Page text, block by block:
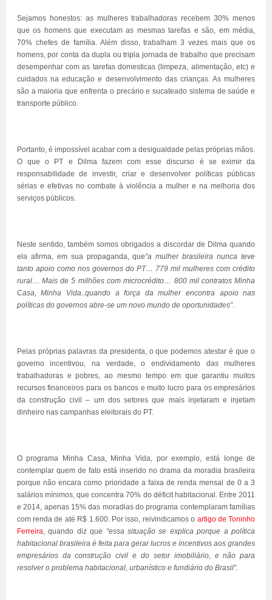
Sejamos honestos: as mulheres trabalhadoras recebem 30% menos
que os homens que executam as mesmas tarefas e são, em média,
70% chefes de família. Além disso, trabalham 3 vezes mais que os
homens, por conta da dupla ou tripla jornada de trabalho que precisam
desempenhar com as tarefas domesticas (limpeza, alimentação, etc) e
cuidados na educação e desenvolvimento das crianças. As mulheres
são a maioria que enfrenta o precário e sucateado sistema de saúde e
transporte público.
Portanto, é impossível acabar com a desigualdade pelas próprias mãos.
O que o PT e Dilma fazem com esse discurso é se eximir da
responsabilidade de investir, criar e desenvolver políticas públicas
sérias e efetivas no combate à violência a mulher e na melhoria dos
serviços públicos.
Neste sentido, também somos obrigados a discordar de Dilma quando
ela afirma, em sua propaganda, que“a mulher brasileira nunca teve
tanto apoio como nos governos do PT… 779 mil mulheres com crédito
rural… Mais de 5 milhões com microcrédito… 800 mil contratos Minha
Casa, Minha Vida..quando a força da mulher encontra apoio nas
políticas do governos abre-se um novo mundo de oportunidades”.
Pelas próprias palavras da presidenta, o que podemos atestar é que o
governo incentivou, na verdade, o endividamento das mulheres
trabalhadoras e pobres, ao mesmo tempo em que garantiu muitos
recursos financeiros para os bancos e muito lucro para os empresários
da construção civil – um dos setores que mais injetaram e injetam
dinheiro nas campanhas eleitorais do PT.
O programa Minha Casa, Minha Vida, por exemplo, está longe de
contemplar quem de fato está inserido no drama da moradia brasileira
porque não encara como prioridade a faixa de renda mensal de 0 a 3
salários mínimos, que concentra 70% do déficit habitacional. Entre 2011
e 2014, apenas 15% das moradias do programa contemplaram famílias
com renda de até R$ 1.600. Por isso, reivindicamos o artigo de Toninho
Ferreira , quando diz que “essa situação se explica porque a política
habitacional brasileira é feita para gerar lucros e incentivos aos grandes
empresários da construção civil e do setor imobiliário, e não para
resolver o problema habitacional, urbanístico e fundiário do Brasil”.